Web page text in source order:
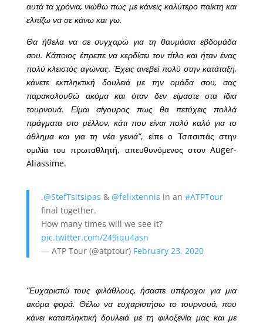
αυτά τα χρόνια, νιώθω πως με κάνεις καλύτερο παίκτη και
ελπίζω να σε κάνω και γω.
Θα ήθελα να σε συγχαρώ για τη θαυμάσια εβδομάδα
σου. Κάποιος έπρεπε να κερδίσει τον τίτλο και ήταν ένας
πολύ κλειστός αγώνας. Έχεις ανεβεί πολύ στην κατάταξη,
κάνετε εκπληκτική δουλειά με την ομάδα σου, σας
παρακολουθώ ακόμα και όταν δεν είμαστε στα ίδια
τουρνουά. Είμαι σίγουρος πως θα πετύχεις πολλά
πράγματα στο μέλλον, κάτι που είναι πολύ καλό για το
άθλημα και για τη νέα γενιά”, είπε ο Τσιτσιπάς στην
ομιλία του πρωταθλητή, απευθυνόμενος στον Auger-
Aliassime.
.@StefTsitsipas & @felixtennis in an #ATPTour
final together.
How many times will we see it?
pic.twitter.com/249iqu4asn
— ATP Tour (@atptour) February 23, 2020
“Ευχαριστώ τους φιλάθλους, ήσαστε υπέροχοι για μια
ακόμα φορά. Θέλω να ευχαριστήσω το τουρνουά, που
κάνει καταπληκτική δουλειά με τη φιλοξενία μας και με